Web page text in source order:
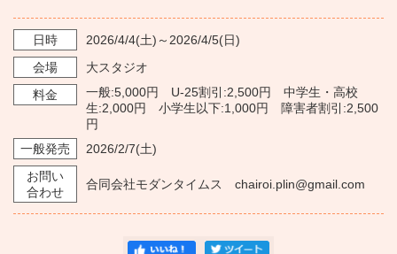
・ レストラン/カフェ
・ 交通案内
・ よくある質問
・ ミッション
・ 芸術監督
・ 施設概要
・ フロアマップ
KAAT 神奈川芸術劇場
SNS
日時 2026/4/4(土)～ 2026/4/5(日)
会場
大スタジオ
料金
一般:5,000円 U-25割引:2,500円 中学生・高校
生:2,000円 小学生以下:1,000円 障害者割引:2,500
円
一般発売
2026/2/7(土)
お問い
合わせ
合同会社モダンタイムス chairoi.plin@gmail.com